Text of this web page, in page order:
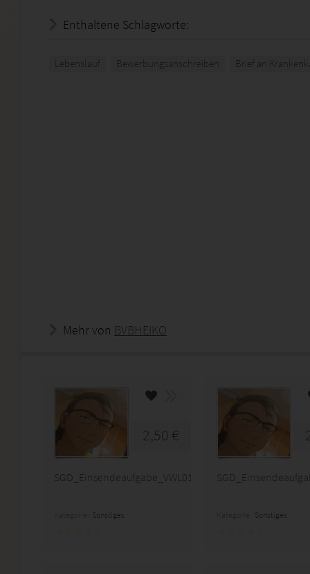
Enthaltene Schlagworte:
Lebenslauf Bewerbungsanschreiben Brief an
Mehr von BVBHEIKO
2,50 €
SGD_Einsendeaufgabe_VWL01_0110K24
Sonstiges Sonstiges